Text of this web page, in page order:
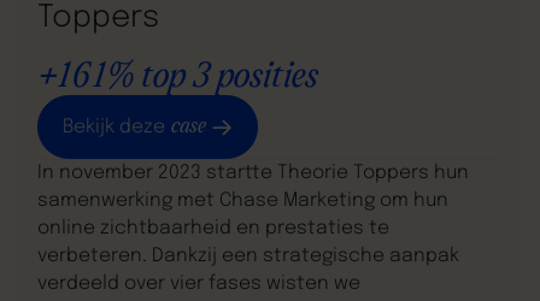
Toppers
+161% top 3 posities
Bekijk deze case
In november 2023 startte Theorie Toppers hun
samenwerking met Chase Marketing om hun
online zichtbaarheid en prestaties te
verbeteren. Dankzij een strategische aanpak
verdeeld over vier fases wisten we